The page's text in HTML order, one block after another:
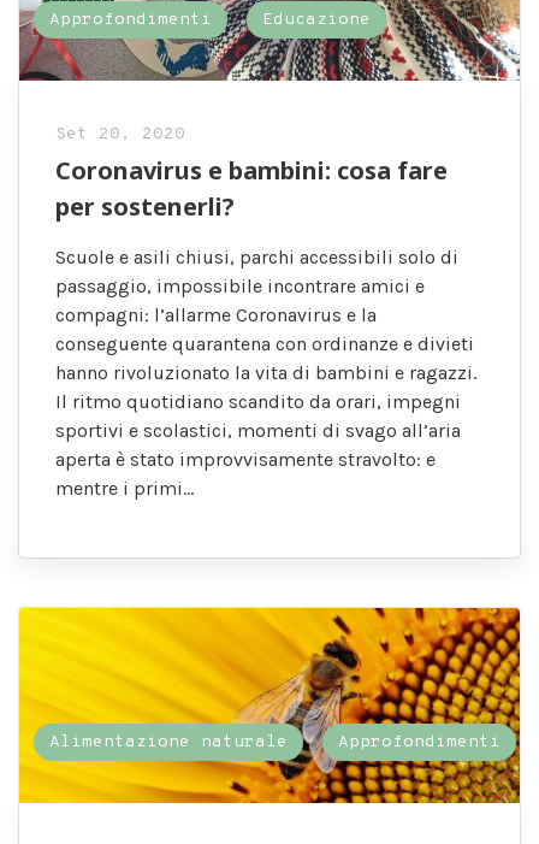
Approfondimenti Educazione
Set 20, 2020
Coronavirus e bambini: cosa fare
per sostenerli?
Scuole e asili chiusi, parchi accessibili solo di
passaggio, impossibile incontrare amici e
compagni: l’allarme Coronavirus e la
conseguente quarantena con ordinanze e divieti
hanno rivoluzionato la vita di bambini e ragazzi.
Il ritmo quotidiano scandito da orari, impegni
sportivi e scolastici, momenti di svago all’aria
aperta è stato improvvisamente stravolto: e
mentre i primi…
Alimentazione naturale Approfondimenti